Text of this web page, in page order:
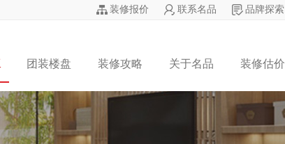
装修报价 联系名品 品牌探索
团装楼盘 装修攻略 关于名品 装修估价